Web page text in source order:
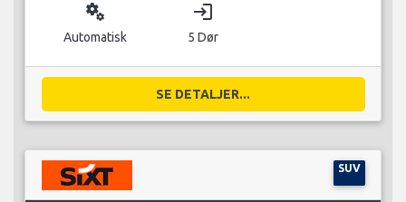
miscellaneous_services
Automatisk
login
5 Dør
SE DETALJER...
SUV